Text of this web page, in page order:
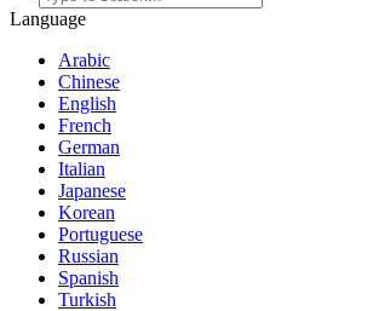
Language
Arabic
Chinese
English
French
German
Italian
Japanese
Korean
Portuguese
Russian
Spanish
Turkish